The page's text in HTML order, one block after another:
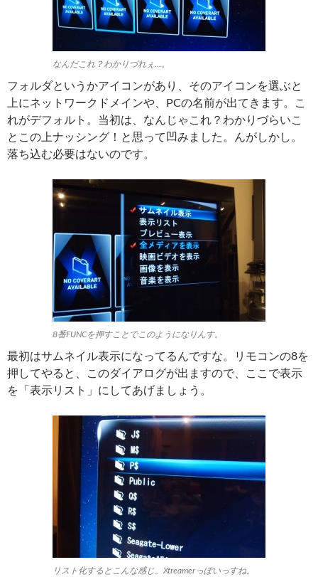
なんだこれ？わかりづれぇ…。
フォルダというかアイコンがあり、そのアイコンを選ぶと
上にネットワークドメインや、PCの名前が出てきます。こ
れがデフォルト。当初は、なんじゃこれ？わかりづらいこ
とこの上ナッシング！と思って凹みました。んがしかし。
落ち込む必要はないのです。
8番FUNCを押すことでこのようになりんす。
最初はサムネイル表示になってるんですな。リモコンの8を
押してやると、このダイアログが出ますので、ここで表示
を「表示リスト」にしてあげましょう。
リスト化するとこんな感じ。Xtreamerっぽいっすね。